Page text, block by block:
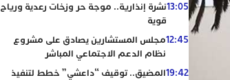
13:05نشرة إنذارية.. موجة حر وزخات رعدية ورياح
قوية
12:45مجلس المستشارين يصادق على مشروع
نظام الدعم الاجتماعي المباشر
19:42المضيق.. توقيف “داعشي” خطط لتنفيذ